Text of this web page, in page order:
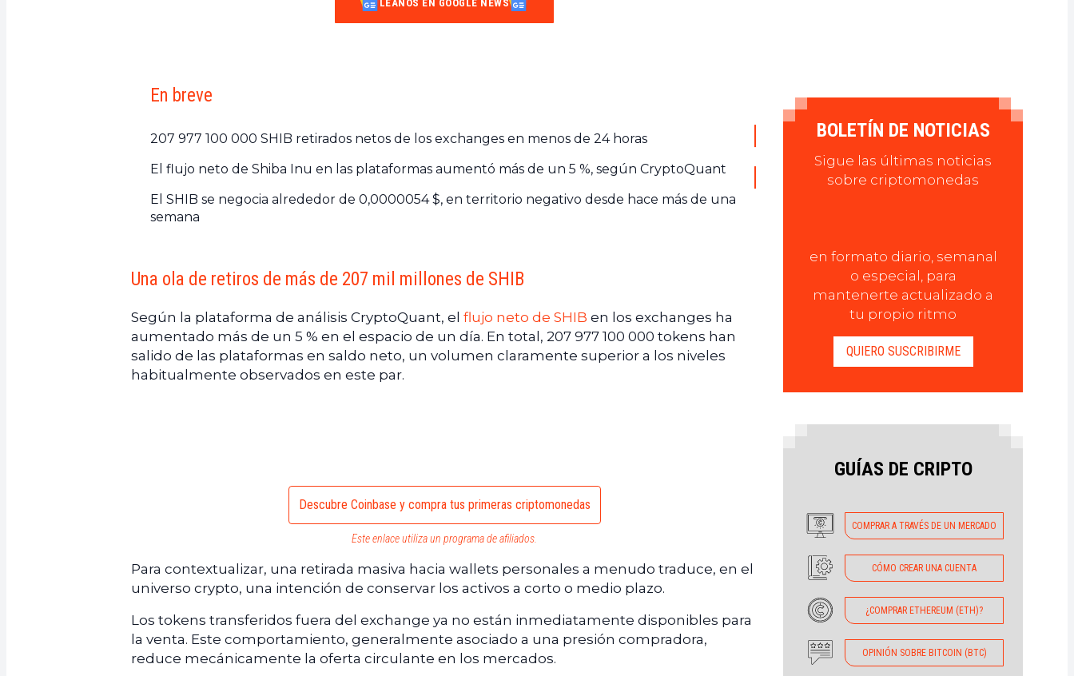
LÉANOS EN GOOGLE NEWS
En breve
207 977 100 000 SHIB retirados netos de los exchanges en menos de 24 horas
El flujo neto de Shiba Inu en las plataformas aumentó más de un 5 %, según CryptoQuant
El SHIB se negocia alrededor de 0,0000054 $, en territorio negativo desde hace más de una
semana
Una ola de retiros de más de 207 mil millones de SHIB
Según la plataforma de análisis CryptoQuant, el flujo neto de SHIB en los exchanges ha
aumentado más de un 5 % en el espacio de un día. En total, 207 977 100 000 tokens han
salido de las plataformas en saldo neto, un volumen claramente superior a los niveles
habitualmente observados en este par.
Descubre Coinbase y compra tus primeras criptomonedas
Este enlace utiliza un programa de afiliados.
Para contextualizar, una retirada masiva hacia wallets personales a menudo traduce, en el
universo crypto, una intención de conservar los activos a corto o medio plazo.
Los tokens transferidos fuera del exchange ya no están inmediatamente disponibles para
la venta. Este comportamiento, generalmente asociado a una presión compradora,
reduce mecánicamente la oferta circulante en los mercados.
BOLETÍN DE NOTICIAS
Sigue las últimas noticias
sobre criptomonedas
en formato diario, semanal
o especial, para
mantenerte actualizado a
tu propio ritmo
QUIERO SUSCRIBIRME
GUÍAS DE CRIPTO
COMPRAR A TRAVÉS DE UN MERCADO
CÓMO CREAR UNA CUENTA
¿COMPRAR ETHEREUM (ETH)?
OPINIÓN SOBRE BITCOIN (BTC)